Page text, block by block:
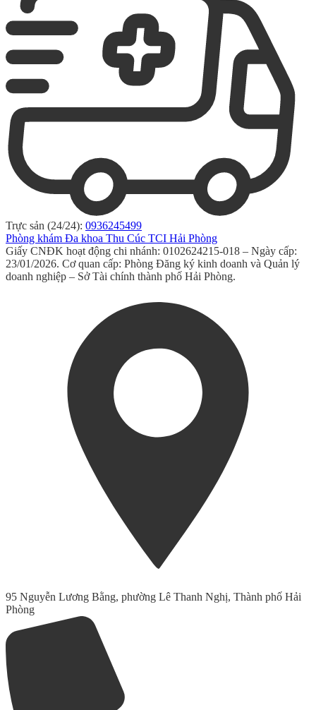
Trực sản (24/24): 0936245499
Phòng khám Đa khoa Thu Cúc TCI Hải Phòng
Giấy CNĐK hoạt động chi nhánh: 0102624215-018 – Ngày cấp:
23/01/2026. Cơ quan cấp: Phòng Đăng ký kinh doanh và Quản lý
doanh nghiệp – Sở Tài chính thành phố Hải Phòng.
95 Nguyễn Lương Bằng, phường Lê Thanh Nghị, Thành phố Hải
Phòng